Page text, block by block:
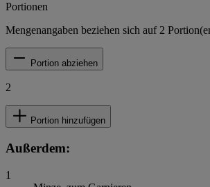
Portionen
Mengenangaben beziehen sich auf 2
Portion abziehen
2
Portion hinzufügen
Außerdem:
1